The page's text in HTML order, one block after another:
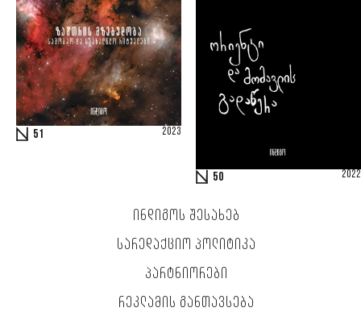
51 2023
50 2022
ᲘᲜᲓᲘᲒᲝᲡ ᲨᲔᲡᲐᲮᲔᲑ
ᲡᲐᲠᲔᲓᲐᲥᲪᲘᲝ ᲞᲝᲚᲘᲢᲘᲙᲐ
ᲞᲐᲠᲢᲜᲘᲝᲠᲔᲑᲘ
ᲠᲔᲙᲚᲐᲛᲘᲡ ᲒᲐᲜᲗᲐᲕᲡᲔᲑᲐ